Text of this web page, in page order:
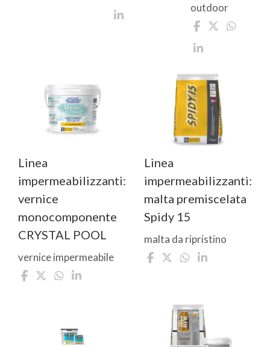
outdoor
Linea
impermeabilizzanti:
vernice
monocomponente
CRYSTAL POOL
vernice impermeabile
Linea
impermeabilizzanti:
malta premiscelata
Spidy 15
malta da ripristino